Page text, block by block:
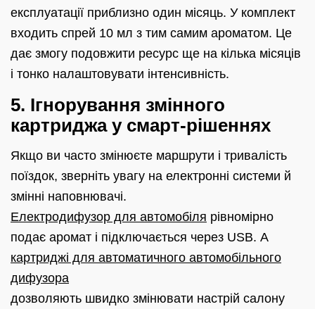
експлуатації приблизно один місяць. У комплект
входить спрей 10 мл з тим самим ароматом. Це
дає змогу подовжити ресурс ще на кілька місяців
і тонко налаштовувати інтенсивність.
5. Ігнорування змінного
картриджа у смарт‑рішеннях
Якщо ви часто змінюєте маршрути і тривалість
поїздок, зверніть увагу на електронні системи й
змінні наповнювачі.
Електродифузор для автомобіля рівномірно
подає аромат і підключається через USB. А
картриджі для автоматичного автомобільного
дифузора
дозволяють швидко змінювати настрій салону